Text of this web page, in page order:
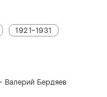
1921-1931